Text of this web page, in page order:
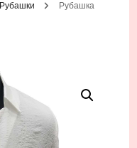
Рубашки
Рубашка